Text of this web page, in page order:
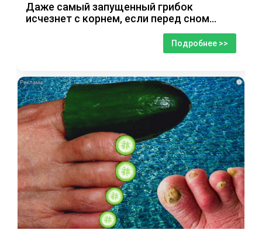
Даже самый запущенный грибок
исчезнет с корнем, если перед сном…
Подробнее >>
i